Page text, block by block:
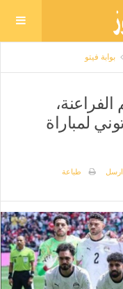
بوابة فيتو
الفراعنة،
لمباراة
ارسل طباعة